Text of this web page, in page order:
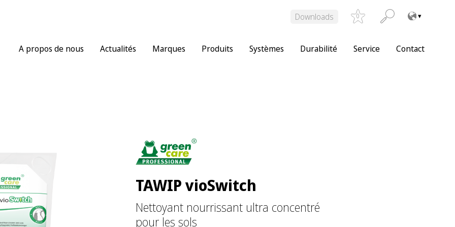
Downloads 0
A propos de nous Actualités Marques Produits Systèmes Durabilité Service Contact
TAWIP vioSwitch
Nettoyant nourrissant ultra concentré
pour les sols